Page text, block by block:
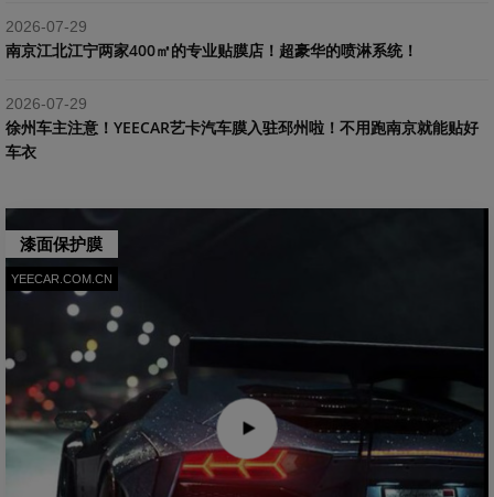
2026-07-29
南京江北江宁两家400㎡的专业贴膜店！超豪华的喷淋系统！
2026-07-29
​徐州车主注意！YEECAR艺卡汽车膜入驻邳州啦！不用跑南京就能贴好
车衣
漆面保护膜
YEECAR.COM.CN